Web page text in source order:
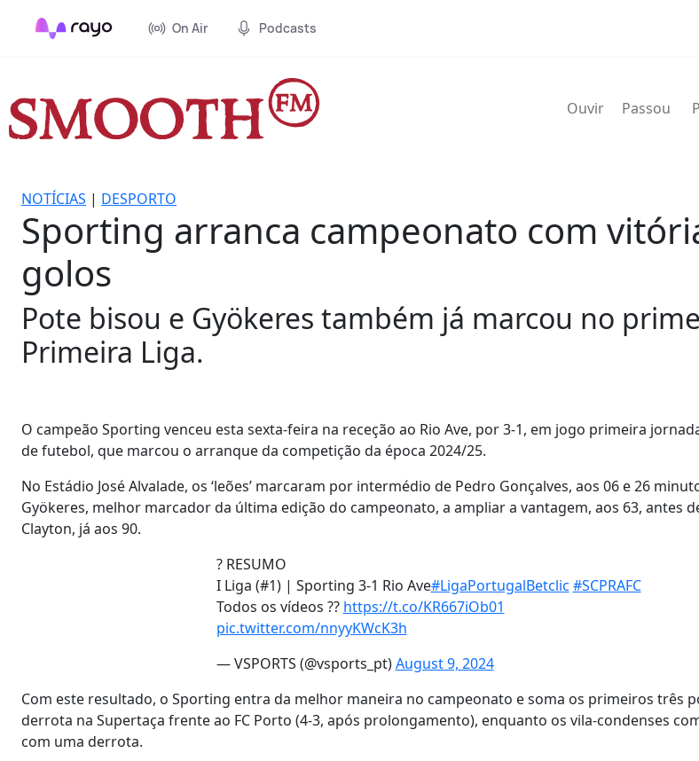
On Air Podcasts
Ouvir Passou
NOTÍCIAS | DESPORTO
Sporting arranca campeonato com
golos
Pote bisou e Gyökeres também já marcou no
Primeira Liga.
O campeão Sporting venceu esta sexta-feira na receção ao Rio Ave, por 3-1, em jogo primeira
de futebol, que marcou o arranque da competição da época 2024/25.
No Estádio José Alvalade, os ‘leões’ marcaram por intermédio de Pedro Gonçalves, aos 06 e 26
Gyökeres, melhor marcador da última edição do campeonato, a ampliar a vantagem, aos 63, antes
Clayton, já aos 90.
? RESUMO
I Liga (#1) | Sporting 3-1 Rio Ave#LigaPortugalBetclic #SCPRAFC
Todos os vídeos ?? https://t.co/KR667iOb01
pic.twitter.com/nnyyKWcK3h
— VSPORTS (@vsports_pt)August 9, 2024
Com este resultado, o Sporting entra da melhor maneira no campeonato e soma os primeiros três
derrota na Supertaça frente ao FC Porto (4-3, após prolongamento), enquanto os vila-condenses
com uma derrota.